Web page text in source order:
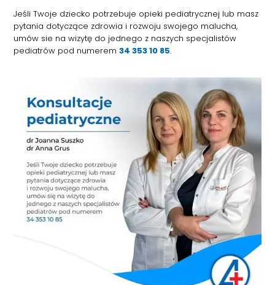
Jeśli Twoje dziecko potrzebuje opieki pediatrycznej lub masz
pytania dotyczące zdrowia i rozwoju swojego malucha,
umów sie na wizytę do jednego z naszych specjalistów
pediatrów pod numerem 34 353 10 85.